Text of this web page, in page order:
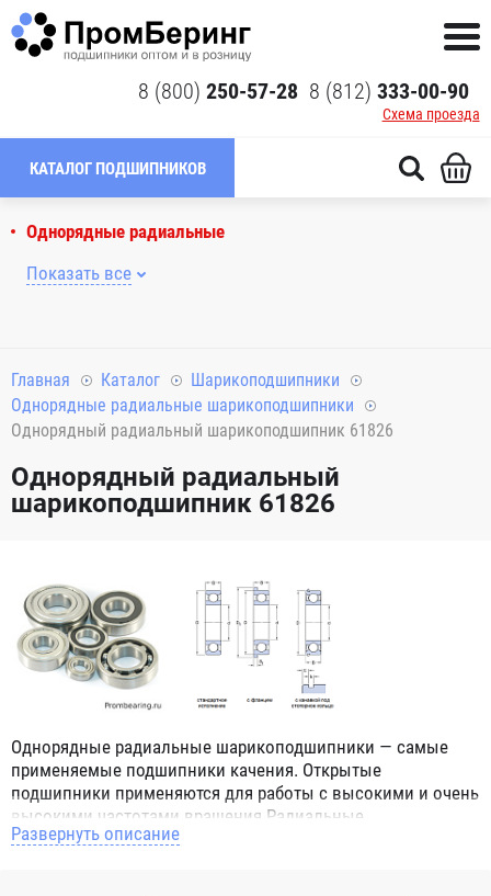
8 (800) 250-57-28 8 (812) 333-00-90
Схема проезда
КАТАЛОГ ПОДШИПНИКОВ
Однорядные радиальные
Показать все
Главная Каталог
Шарикоподшипники
Однорядные радиальные шарикоподшипники
Однорядный радиальный шарикоподшипник 61826
Однорядный радиальный
шарикоподшипник 61826
Однорядные радиальные шарикоподшипники — самые
применяемые подшипники качения. Открытые
подшипники применяются для работы с высокими и очень
высокими частотами вращения.Радиальные
шарикоподшипники обозначением 2Z ZZ с обеих сторон
Развернуть описание